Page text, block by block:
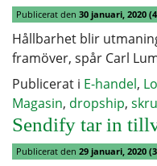
Publicerat den 30 januari, 2020
Hållbarhet blir
framöver, spår Carl
Publicerat i E-handel,
Magasin, dropship,
Sendify tar in
Publicerat den 29 januari, 2020